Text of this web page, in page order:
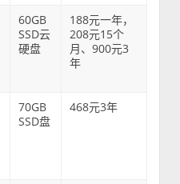
60GB
SSD云
硬盘
188元一年，
208元15个
月、900元3
年
70GB
SSD盘
468元3年